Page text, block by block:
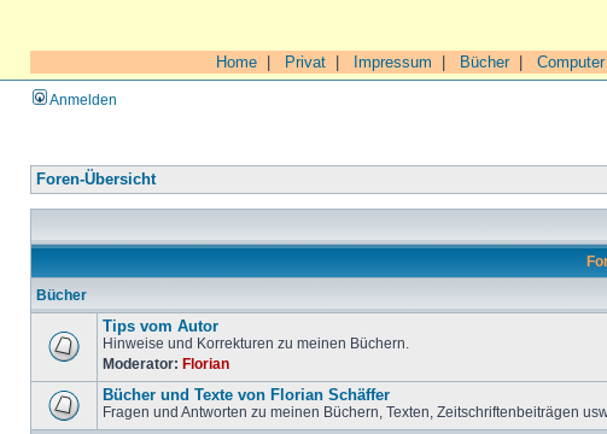
Home Privat Impressum Bücher| Computer
Anmelden
Foren-Übersicht
Bücher
Tips vom Autor
Hinweise und Korrekturen zu meinen Büchern.
Moderator: Florian
Bücher und Texte von Florian Schäffer
Fragen und Antworten zu meinen Büchern, Texten, Zeitschriftenbeiträgen